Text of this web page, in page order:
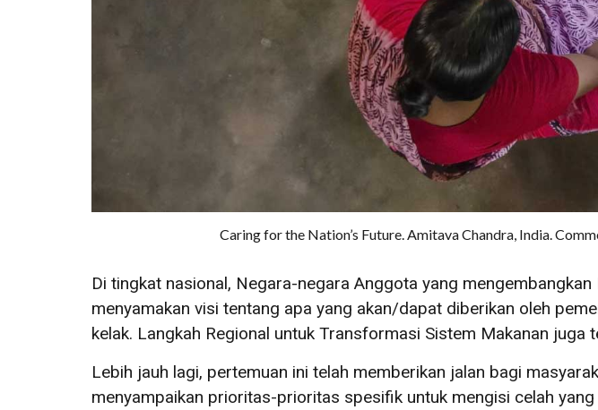
Caring for the Nation’s Future. Amitava Chandra, India.
Di tingkat nasional, Negara-negara Anggota yang
menyamakan visi tentang apa yang akan/dapat diberikan oleh
kelak. Langkah Regional untuk Transformasi Sistem Makanan juga
Lebih jauh lagi, pertemuan ini telah memberikan jalan bagi
menyampaikan prioritas-prioritas spesifik untuk mengisi celah